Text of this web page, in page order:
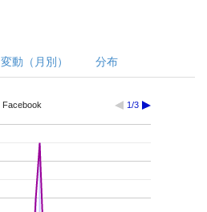
変動（月別） 分布
Facebook 1/3